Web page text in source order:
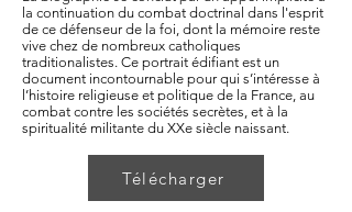
la continuation du combat doctrinal dans l'esprit
de ce défenseur de la foi, dont la mémoire reste
vive chez de nombreux catholiques
traditionalistes. Ce portrait édifiant est un
document incontournable pour qui s’intéresse à
l’histoire religieuse et politique de la France, au
combat contre les sociétés secrètes, et à la
spiritualité militante du XXe siècle naissant.
Télécharger